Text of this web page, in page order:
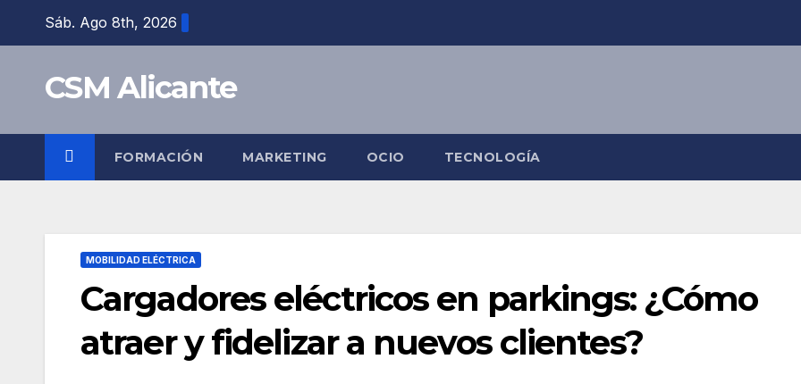
Sáb. Ago 8th, 2026
CSM Alicante
FORMACIÓN MARKETING OCIO TECNOLOGÍA
MOBILIDAD ELÉCTRICA
Cargadores eléctricos en parkings: ¿Cómo
atraer y fidelizar a nuevos clientes?